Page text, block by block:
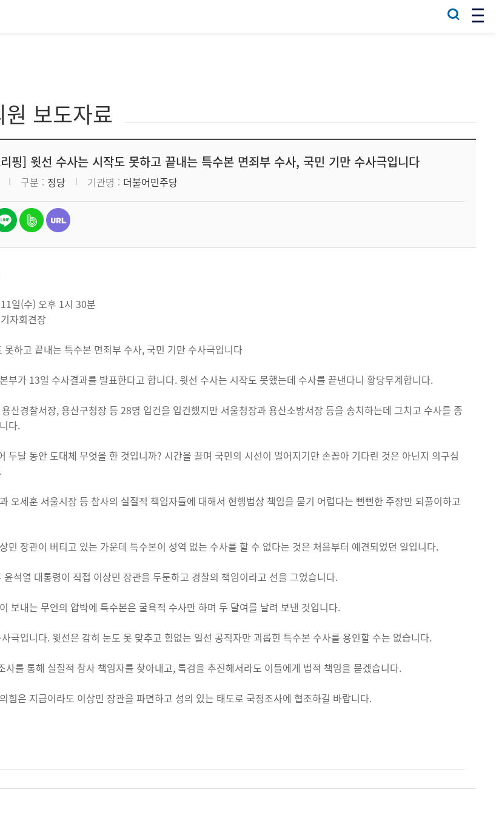
원 보도자료
핑] 윗선 수사는 시작도 못하고 끝내는 특수본 면죄부 수사, 국민 기만 수사극입니다
구분 정당 기관명 더불어민주당
일(수) 오후 1시 30분
자회견장
하고 끝내는 특수본 면죄부 수사, 국민 기만 수사극입니다
부가 13일 수사결과를 발표한다고 합니다. 윗선 수사는 시작도 못했는데 수사를 끝낸다니 황당무계합니다.
산경찰서장, 용산구청장 등 28명 입건을 입건했지만 서울청장과 용산소방서장 등을 송치하는데 그치고 수사를 종
다.
두달 동안 도대체 무엇을 한 것입니까? 시간을 끌며 국민의 시선이 멀어지기만 손꼽아 기다린 것은 아닌지 의구심
오세훈 서울시장 등 참사의 실질적 책임자들에 대해서 현행법상 책임을 묻기 어렵다는 뻔뻔한 주장만 되풀이하고
민 장관이 버티고 있는 가운데 특수본이 성역 없는 수사를 할 수 없다는 것은 처음부터 예견되었던 일입니다.
윤석열 대통령이 직접 이상민 장관을 두둔하고 경찰의 책임이라고 선을 그었습니다.
보내는 무언의 압박에 특수본은 굴욕적 수사만 하며 두 달여를 날려 보낸 것입니다.
극입니다. 윗선은 감히 눈도 못 맞추고 힘없는 일선 공직자만 괴롭힌 특수본 수사를 용인할 수는 없습니다.
사를 통해 실질적 참사 책임자를 찾아내고, 특검을 추진해서라도 이들에게 법적 책임을 묻겠습니다.
힘은 지금이라도 이상민 장관을 파면하고 성의 있는 태도로 국정조사에 협조하길 바랍니다.